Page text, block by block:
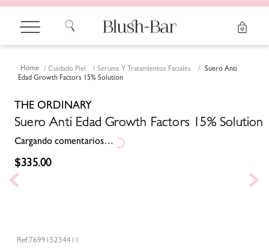
Cuidado Piel Serums Y Tratamientos Faciales
Suero Anti
Edad Growth Factors 15% Solution
THE ORDINARY
Suero Anti Edad Growth Factors 15% Solution
Cargando comentarios…
$335.00
769915234411